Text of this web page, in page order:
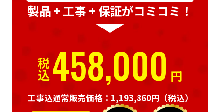
製品 + 工事 + 保証がコミコミ！
税込458,000 円
工事込通常販売価格：1,193,860円 （税込）